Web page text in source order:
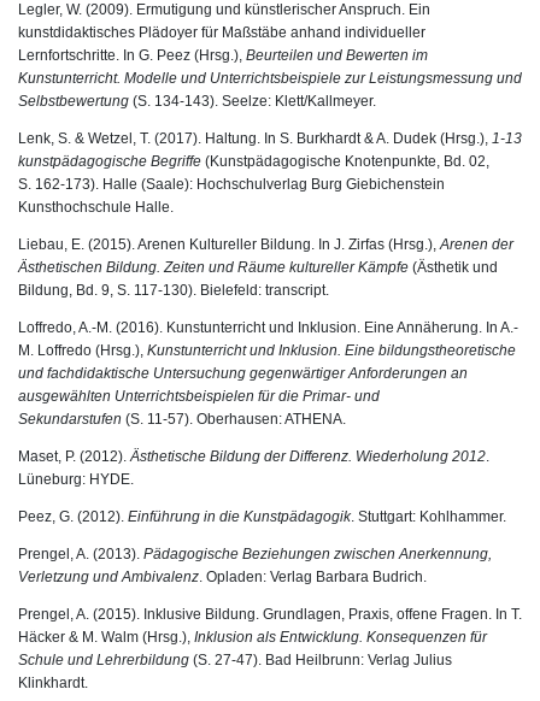
Legler, W. (2009). Ermutigung und künstlerischer Anspruch. Ein
kunstdidaktisches Plädoyer für Maßstäbe anhand individueller
Lernfortschritte. In G. Peez (Hrsg.), Beurteilen und Bewerten im
Kunstunterricht. Modelle und Unterrichtsbeispiele zur Leistungsmessung und
Selbstbewertung (S. 134-143). Seelze: Klett/Kallmeyer.
Lenk, S. & Wetzel, T. (2017). Haltung. In S. Burkhardt & A. Dudek (Hrsg.), 1-13
kunstpädagogische Begriffe (Kunstpädagogische Knotenpunkte, Bd. 02,
S. 162-173). Halle (Saale): Hochschulverlag Burg Giebichenstein
Kunsthochschule Halle.
Liebau, E. (2015). Arenen Kultureller Bildung. In J. Zirfas (Hrsg.),Arenen der
Ästhetischen Bildung. Zeiten und Räume kultureller Kämpfe (Ästhetik und
Bildung, Bd. 9, S. 117-130). Bielefeld: transcript.
Loffredo, A.-M. (2016). Kunstunterricht und Inklusion. Eine Annäherung. In A.-
M. Loffredo (Hrsg.), Kunstunterricht und Inklusion. Eine bildungstheoretische
und fachdidaktische Untersuchung gegenwärtiger Anforderungen an
ausgewählten Unterrichtsbeispielen für die Primar- und
Sekundarstufen (S. 11-57). Oberhausen: ATHENA.
Maset, P. (2012).Ästhetische Bildung der Differenz. Wiederholung 2012.
Lüneburg: HYDE.
Peez, G. (2012). Einführung in die Kunstpädagogik. Stuttgart: Kohlhammer.
Prengel, A. (2013). Pädagogische Beziehungen zwischen Anerkennung,
Verletzung und Ambivalenz. Opladen: Verlag Barbara Budrich.
Prengel, A. (2015). Inklusive Bildung. Grundlagen, Praxis, offene Fragen. In T.
Häcker & M. Walm (Hrsg.), Inklusion als Entwicklung. Konsequenzen für
Schule und Lehrerbildung (S. 27-47). Bad Heilbrunn: Verlag Julius
Klinkhardt.